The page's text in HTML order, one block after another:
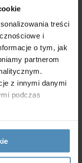
treści
i
o tym, jak
partnerom
z innymi danymi
podczas
12-15 dB) i
salony
pracowników